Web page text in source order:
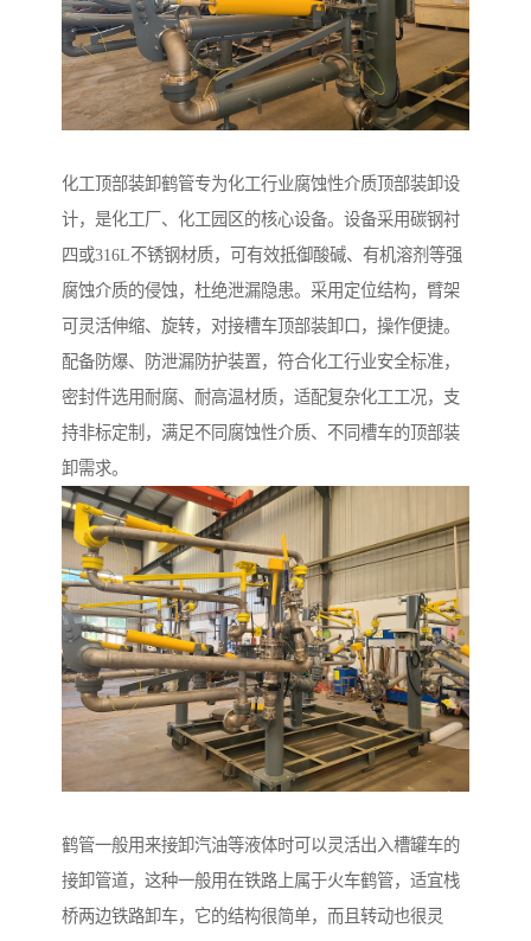
化工顶部装卸鹤管专为化工行业腐蚀性介质顶部装卸设
计，是化工厂、化工园区的核心设备。设备采用碳钢衬
四或316L不锈钢材质，可有效抵御酸碱、有机溶剂等强
腐蚀介质的侵蚀，杜绝泄漏隐患。采用定位结构，臂架
可灵活伸缩、旋转，对接槽车顶部装卸口，操作便捷。
配备防爆、防泄漏防护装置，符合化工行业安全标准，
密封件选用耐腐、耐高温材质，适配复杂化工工况，支
持非标定制，满足不同腐蚀性介质、不同槽车的顶部装
卸需求。
鹤管一般用来接卸汽油等液体时可以灵活出入槽罐车的
接卸管道，这种一般用在铁路上属于火车鹤管，适宜栈
桥两边铁路卸车，它的结构很简单，而且转动也很灵